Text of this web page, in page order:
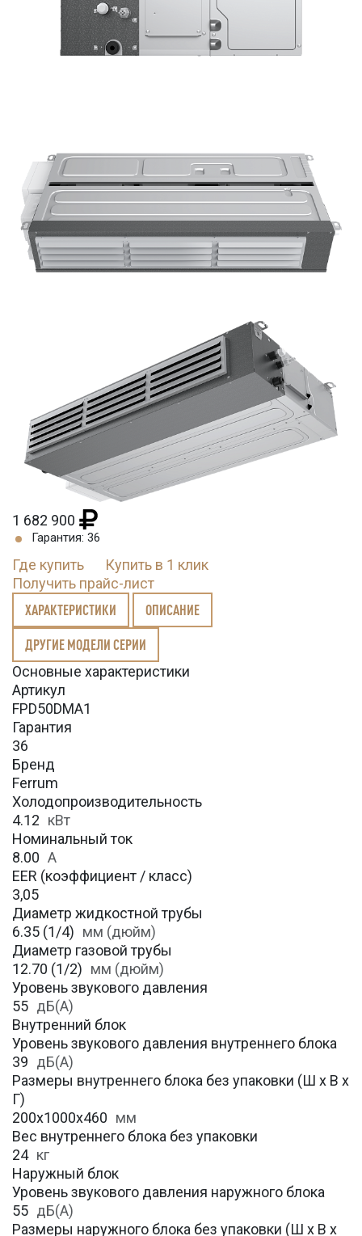
1 682 900
Гарантия: 36
Где купить
Купить в 1 клик
Получить прайс-лист
ХАРАКТЕРИСТИКИ ОПИСАНИЕ
ДРУГИЕ МОДЕЛИ СЕРИИ
Основные характеристики
Артикул
FPD50DMA1
Гарантия
36
Бренд
Ferrum
Холодопроизводительность
4.12 кВт
Номинальный ток
8.00 А
EER (коэффициент / класс)
3,05
Диаметр жидкостной трубы
6.35 (1/4) мм (дюйм)
Диаметр газовой трубы
12.70 (1/2) мм (дюйм)
Уровень звукового давления
55 дБ(А)
Внутренний блок
Уровень звукового давления внутреннего блока
39 дБ(А)
Размеры внутреннего блока без упаковки (Ш х В х
Г)
200х1000х460 мм
Вес внутреннего блока без упаковки
24 кг
Наружный блок
Уровень звукового давления наружного блока
55 дБ(А)
Размеры наружного блока без упаковки (Ш х В х